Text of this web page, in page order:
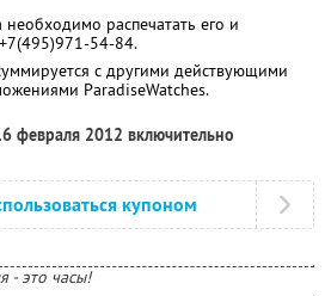
распечатать его и
54-84.
с другими действующими
ParadiseWatches.
февраля 2012 включительно
купоном
- это часы!